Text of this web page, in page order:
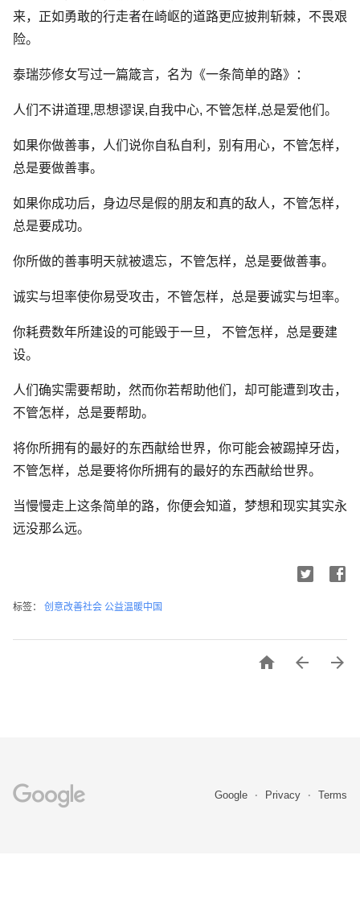
来，正如勇敢的行走者在崎岖的道路更应披荆斩棘，不畏艰
险。
泰瑞莎修女写过一篇箴言，名为《一条简单的路》：
人们不讲道理,思想谬误,自我中心, 不管怎样,总是爱他们。
如果你做善事，人们说你自私自利，别有用心，不管怎样，
总是要做善事。
如果你成功后，身边尽是假的朋友和真的敌人，不管怎样，
总是要成功。
你所做的善事明天就被遗忘，不管怎样，总是要做善事。
诚实与坦率使你易受攻击，不管怎样，总是要诚实与坦率。
你耗费数年所建设的可能毁于一旦， 不管怎样，总是要建
设。
人们确实需要帮助，然而你若帮助他们，却可能遭到攻击，
不管怎样，总是要帮助。
将你所拥有的最好的东西献给世界，你可能会被踢掉牙齿，
不管怎样，总是要将你所拥有的最好的东西献给世界。
当慢慢走上这条简单的路，你便会知道，梦想和现实其实永
远没那么远。
标签： 创意改善社会 公益温暖中国
  
Google Privacy Terms